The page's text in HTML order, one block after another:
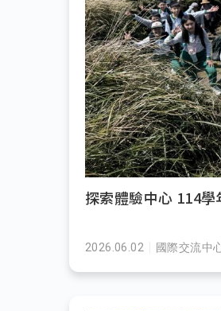
探索體驗中心 114
2026.06.02 國際交流中